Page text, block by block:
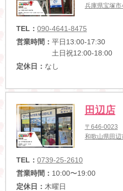
兵庫県宝塚市
TEL： 090-4641-8475
営業時間： 平日13:00-17:30
土日祝12:00-18:00
定休日： なし
田辺店
〒646-0023
和歌山県田
TEL： 0739-25-2610
営業時間： 10:00〜19:00
定休日： 木曜日